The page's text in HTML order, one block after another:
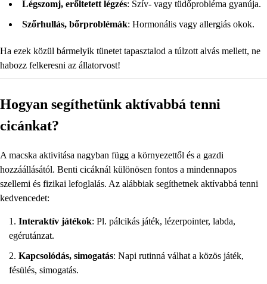
Légszomj, erőltetett légzés: Szív- vagy tüdőprobléma gyanúja.
Szőrhullás, bőrproblémák: Hormonális vagy allergiás okok.
Ha ezek közül bármelyik tünetet tapasztalod a túlzott alvás mellett, ne
habozz felkeresni az állatorvost!
Hogyan segíthetünk aktívabbá tenni
cicánkat?
A macska aktivitása nagyban függ a környezettől és a gazdi
hozzáállásától. Benti cicáknál különösen fontos a mindennapos
szellemi és fizikai lefoglalás. Az alábbiak segíthetnek aktívabbá tenni
kedvencedet:
Interaktív játékok: Pl. pálcikás játék, lézerpointer, labda,
egérutánzat.
Kapcsolódás, simogatás: Napi rutinná válhat a közös játék,
fésülés, simogatás.